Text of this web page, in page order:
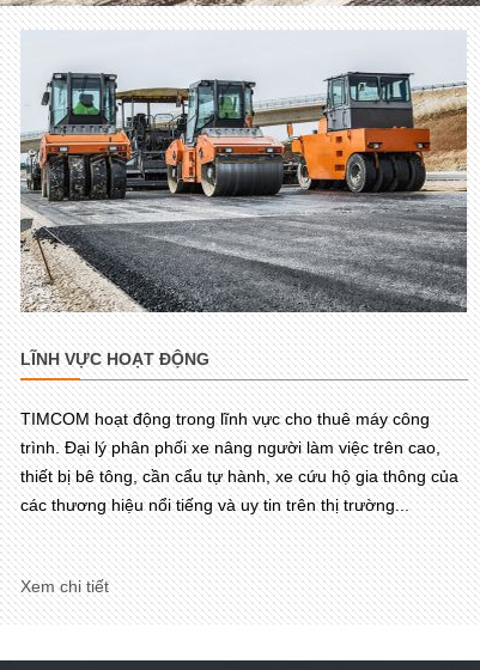
LĨNH VỰC HOẠT ĐỘNG
TIMCOM hoạt động trong lĩnh vực cho thuê máy công
trình. Đại lý phân phối xe nâng người làm việc trên cao,
thiết bị bê tông, cần cẩu tự hành, xe cứu hộ gia thông của
các thương hiệu nổi tiếng và uy tin trên thị trường...
Xem chi tiết